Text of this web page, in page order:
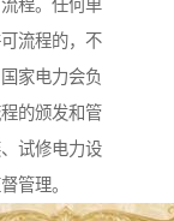
程。任何单
流程的，不
家电力会负
的颁发和管
试修电力设
管理。